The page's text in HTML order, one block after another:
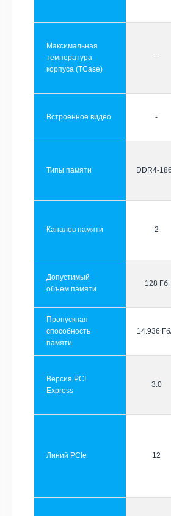
Максимальная
температура
корпуса (TCase)
-
Встроенное видео -
Типы памяти DDR4-
Каналов памяти 2
Допустимый
объем памяти
128 Гб
Пропускная
способность
памяти
14.936
Версия PCI
Express
3.0
Линий PCIe 12